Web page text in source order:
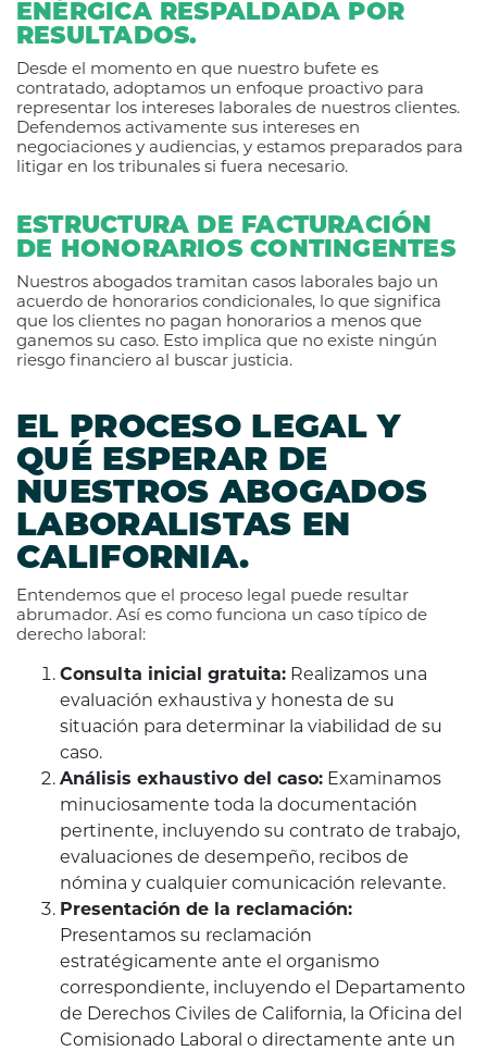
ENÉRGICA RESPALDADA POR
RESULTADOS.
Desde el momento en que nuestro bufete es
contratado, adoptamos un enfoque proactivo para
representar los intereses laborales de nuestros clientes.
Defendemos activamente sus intereses en
negociaciones y audiencias, y estamos preparados para
litigar en los tribunales si fuera necesario.
ESTRUCTURA DE FACTURACIÓN
DE HONORARIOS CONTINGENTES
Nuestros abogados tramitan casos laborales bajo un
acuerdo de honorarios condicionales, lo que significa
que los clientes no pagan honorarios a menos que
ganemos su caso. Esto implica que no existe ningún
riesgo financiero al buscar justicia.
EL PROCESO LEGAL Y
QUÉ ESPERAR DE
NUESTROS ABOGADOS
LABORALISTAS EN
CALIFORNIA.
Entendemos que el proceso legal puede resultar
abrumador. Así es como funciona un caso típico de
derecho laboral:
Consulta inicial gratuita: Realizamos una
evaluación exhaustiva y honesta de su
situación para determinar la viabilidad de su
caso.
Análisis exhaustivo del caso: Examinamos
minuciosamente toda la documentación
pertinente, incluyendo su contrato de trabajo,
evaluaciones de desempeño, recibos de
nómina y cualquier comunicación relevante.
Presentación de la reclamación:
Presentamos su reclamación
estratégicamente ante el organismo
correspondiente, incluyendo el Departamento
de Derechos Civiles de California, la Oficina del
Comisionado Laboral o directamente ante un